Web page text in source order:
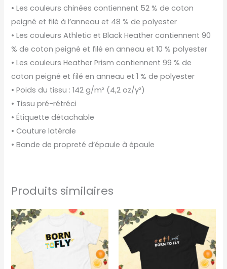
• Les couleurs chinées contiennent 52 % de coton
peigné et filé à l’anneau et 48 % de polyester
• Les couleurs Athletic et Black Heather contiennent 90
% de coton peigné et filé en anneau et 10 % polyester
• Les couleurs Heather Prism contiennent 99 % de
coton peigné et filé en anneau et 1 % de polyester
• Poids du tissu : 142 g/m² (4,2 oz/y²)
• Tissu pré-rétréci
• Étiquette détachable
• Couture latérale
• Bande de propreté d’épaule à épaule
Produits similaires
produit
a
plusieurs
a